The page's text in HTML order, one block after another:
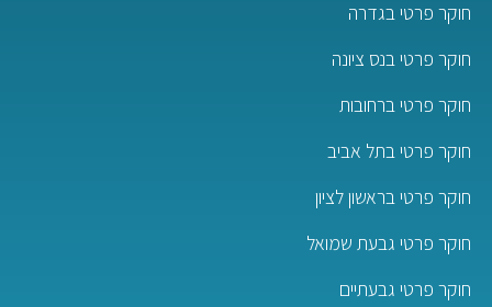
חוקר פרטי בגדרה
חוקר פרטי בנס ציונה
חוקר פרטי ברחובות
חוקר פרטי בתל אביב
חוקר פרטי בראשון לציון
חוקר פרטי גבעת שמואל
חוקר פרטי גבעתיים